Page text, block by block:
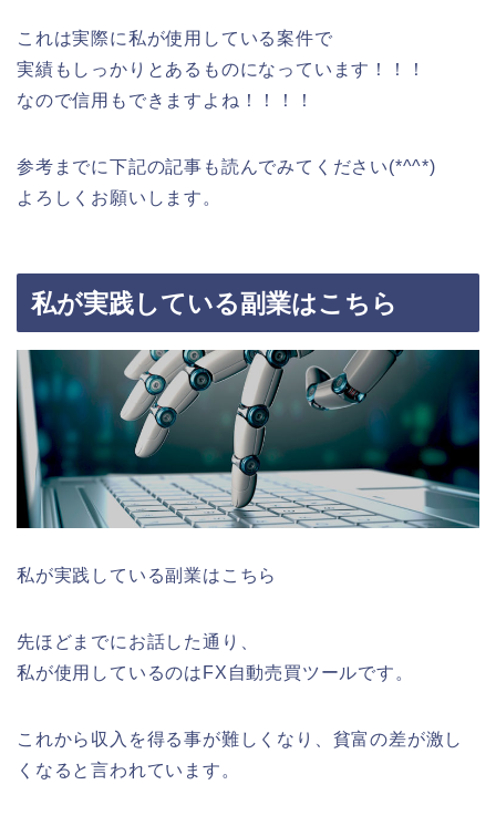
これは実際に私が使用している案件で
実績もしっかりとあるものになっています！！！
なので信用もできますよね！！！！
参考までに下記の記事も読んでみてください(*^^*)
よろしくお願いします。
私が実践している副業はこちら
私が実践している副業はこちら
先ほどまでにお話した通り、
私が使用しているのはFX自動売買ツールです。
これから収入を得る事が難しくなり、貧富の差が激し
くなると言われています。